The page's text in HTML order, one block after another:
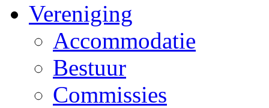
Vereniging
Accommodatie
Bestuur
Commissies